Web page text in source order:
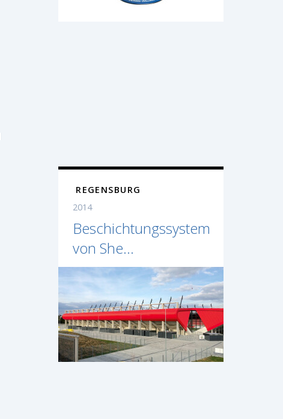
REGENSBURG
2014
Beschichtungssystem
von She...